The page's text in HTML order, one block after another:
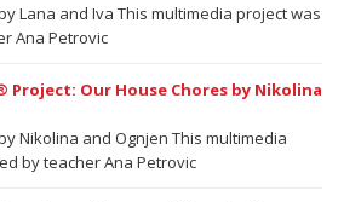
Lana and Iva This multimedia project was
Ana Petrovic
Project: Our House Chores by Nikolina
Nikolina and Ognjen This multimedia
by teacher Ana Petrovic